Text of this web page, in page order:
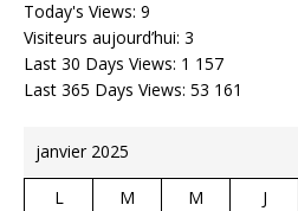
Today's Views: 9
Visiteurs aujourd’hui: 3
Last 30 Days Views: 1 157
Last 365 Days Views: 53 161
janvier 2025
L M M J